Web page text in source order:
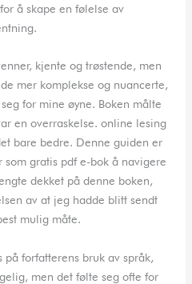
å skape en følelse av
kjente og trøstende, men
mer komplekse og nuancerte,
for mine øyne. Boken målte
en overraskelse. online lesing
bare bedre. Denne guiden er
gratis pdf e-bok å navigere
dekket på denne boken,
av at jeg hadde blitt sendt
mulig måte.
forfatterens bruk av språk,
men det følte seg ofte for